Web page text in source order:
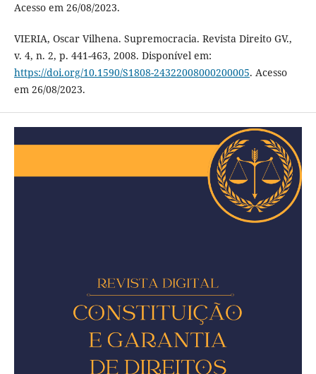
Acesso em 26/08/2023.
VIERIA, Oscar Vilhena. Supremocracia. Revista Direito GV.,
v. 4, n. 2, p. 441-463, 2008. Disponível em:
https://doi.org/10.1590/S1808-24322008000200005. Acesso
em 26/08/2023.